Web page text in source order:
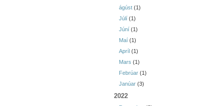
ágúst (1)
Júlí (1)
Júní (1)
Maí (1)
Apríl (1)
Mars (1)
Febrúar (1)
Janúar (3)
2022